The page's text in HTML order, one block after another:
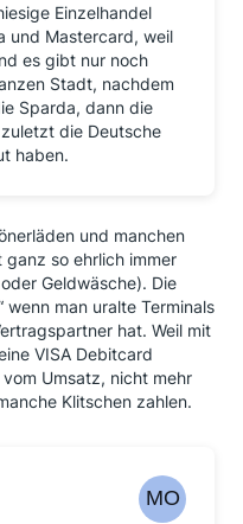
Einzelhandel
und Mastercard, weil
es gibt nur noch
Stadt, nachdem
Sparda, dann die
die Deutsche
haben.
und manchen
so ehrlich immer
Geldwäsche). Die
wenn man uralte Terminals
hat. Weil mit
VISA Debitcard
Umsatz, nicht mehr
Klitschen zahlen.